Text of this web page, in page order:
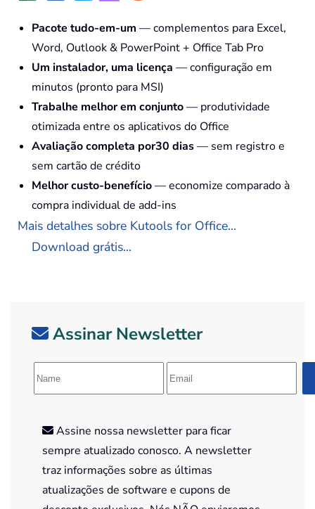
Pacote tudo-em-um — complementos para Excel,
Word, Outlook & PowerPoint + Office Tab Pro
Um instalador, uma licença — configuração em
minutos (pronto para MSI)
Trabalhe melhor em conjunto— produtividade
otimizada entre os aplicativos do Office
Avaliação completa por30 dias— sem registro e
sem cartão de crédito
Melhor custo-benefício— economize comparado à
compra individual de add-ins
Mais detalhes sobre Kutools for Office...
Download grátis...
Assinar Newsletter
Assine nossa newsletter para ficar
sempre atualizado conosco. A newsletter
traz informações sobre as últimas
atualizações de software e cupons de